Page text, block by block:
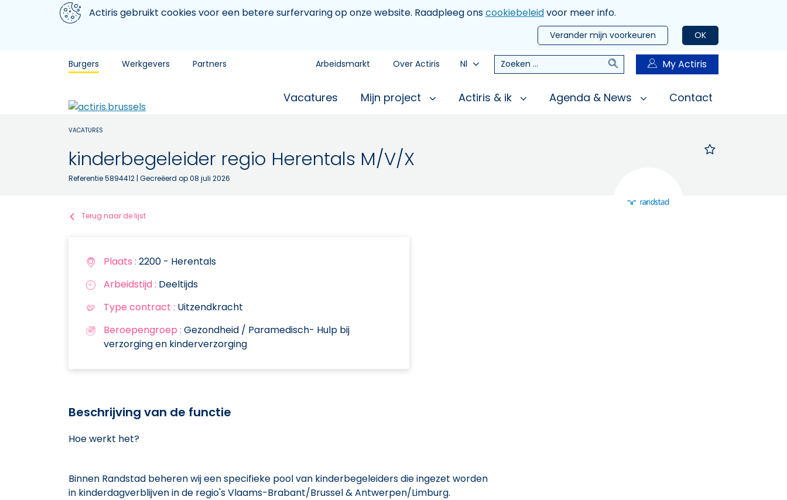
Aller au contenu principal
We gebruiken cookiesActiris gebruikt cookies voor een betere surfervaring op onze website. Raadpleeg onscookiebeleidvoor meer info.
OK
Verander mijn voorkeuren
Burgers Werkgevers Partners Arbeidsmarkt Over Actiris Nl Zoeken Zoeken My Actiris
Vacatures Mijn project Actiris & ik Agenda & News Contact
VACATURES
kinderbegeleider regio Herentals M/V/X
Referentie 5894412 | Gecreëerd op 08 juli 2026
Terug naar de lijst
Plaats : 2200 - Herentals
Arbeidstijd : Deeltijds
Type contract : Uitzendkracht
Beroepengroep : Gezondheid / Paramedisch- Hulp bij
verzorging en kinderverzorging
Beschrijving van de functie
Hoe werkt het?
Binnen Randstad beheren wij een specifieke pool van kinderbegeleiders die ingezet worden
in kinderdagverblijven in de regio's Vlaams-Brabant/Brussel & Antwerpen/Limburg.